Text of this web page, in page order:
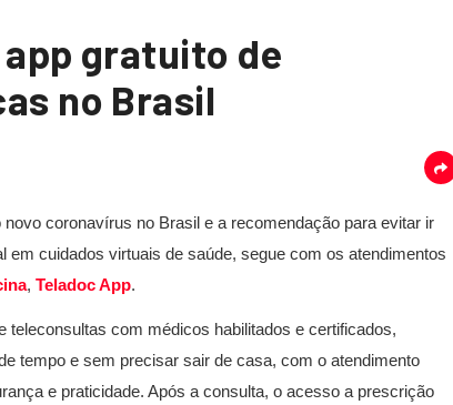
gratuito de
no Brasil
coronavírus no Brasil e a recomendação para evitar ir
em cuidados virtuais de saúde, segue com os atendimentos
, Teladoc App.
teleconsultas com médicos habilitados e certificados,
tempo e sem precisar sair de casa, com o atendimento
e praticidade. Após a consulta, o acesso a prescrição